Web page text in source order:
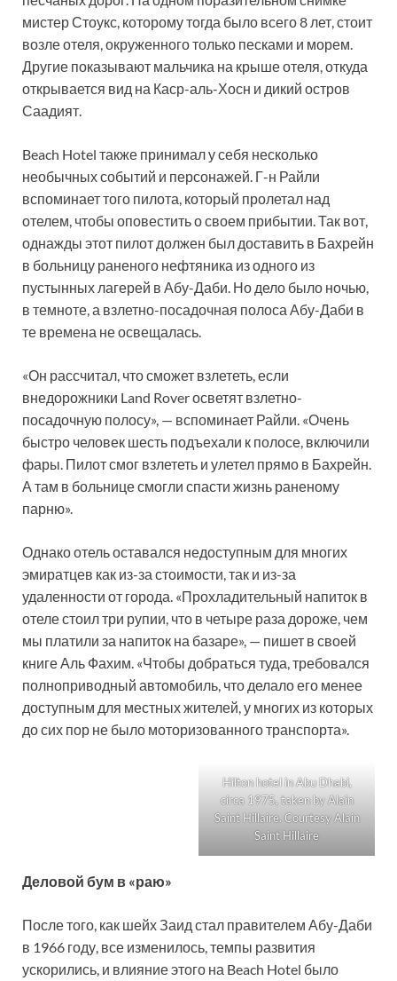
мистер Стоукс, которому тогда было всего 8 лет, стоит
возле отеля, окруженного только песками и морем.
Другие показывают мальчика на крыше отеля, откуда
открывается вид на Каср-аль-Хосн и дикий остров
Саадият.
Beach Hotel также принимал у себя несколько
необычных событий и персонажей. Г-н Райли
вспоминает того пилота, который пролетал над
отелем, чтобы оповестить о своем прибытии. Так вот,
однажды этот пилот должен был доставить в Бахрейн
в больницу раненого нефтяника из одного из
пустынных лагерей в Абу-Даби. Но дело было ночью,
в темноте, а взлетно-посадочная полоса Абу-Даби в
те времена не освещалась.
«Он рассчитал, что сможет взлететь, если
внедорожники Land Rover осветят взлетно-
посадочную полосу», — вспоминает Райли. «Очень
быстро человек шесть подъехали к полосе, включили
фары. Пилот смог взлететь и улетел прямо в Бахрейн.
А там в больнице смогли спасти жизнь раненому
парню».
Однако отель оставался недоступным для многих
эмиратцев как из-за стоимости, так и из-за
удаленности от города. «Прохладительный напиток в
отеле стоил три рупии, что в четыре раза дороже, чем
мы платили за напиток на базаре», — пишет в своей
книге Аль Фахим. «Чтобы добраться туда, требовался
полноприводный автомобиль, что делало его менее
доступным для местных жителей, у многих из которых
до сих пор не было моторизованного транспорта».
Hilton hotel in Abu Dhabi,
circa 1975, taken by Alain
Saint Hillaire. Courtesy Alain
Saint Hillaire
Деловой бум в «раю»
После того, как шейх Заид стал правителем Абу-Даби
в 1966 году, все изменилось, темпы развития
ускорились, и влияние этого на Beach Hotel было